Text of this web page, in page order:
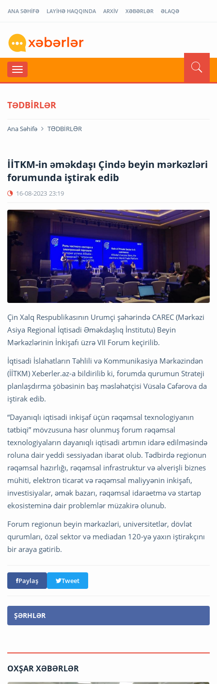
ANA SƏHİFƏ LAYİHƏ HAQQINDA ARXİV XƏBƏRLƏR ƏLAQƏ
TƏDBİRLƏR
Ana Səhifə TƏDBİRLƏR
İİTKM-in əməkdaşı Çində beyin mərkəzləri
forumunda iştirak edib
16-08-2023 23:19
Çin Xalq Respublikasının Urumçi şəhərində CAREC (Mərkəzi
Asiya Regional İqtisadi Əməkdaşlıq İnstitutu) Beyin
Mərkəzlərinin İnkişafı üzrə VII Forum keçirilib.
İqtisadi İslahatların Təhlili və Kommunikasiya Mərkəzindən
(İİTKM) Xeberler.az-a bildirilib ki, forumda qurumun Strateji
planlaşdırma şöbəsinin baş məsləhətçisi Vüsalə Cəfərova da
iştirak edib.
“Dayanıqlı iqtisadi inkişaf üçün rəqəmsal texnologiyanın
tətbiqi” mövzusuna həsr olunmuş forum rəqəmsal
texnologiyaların dayanıqlı iqtisadi artımın idarə edilməsində
roluna dair yeddi sessiyadan ibarət olub. Tədbirdə regionun
rəqəmsal hazırlığı, rəqəmsal infrastruktur və əlverişli biznes
mühiti, elektron ticarət və rəqəmsal maliyyənin inkişafı,
investisiyalar, əmək bazarı, rəqəmsal idarəetmə və startap
ekosisteminə dair problemlər müzakirə olunub.
Forum regionun beyin mərkəzləri, universitetlər, dövlət
qurumları, özəl sektor və mediadan 120-yə yaxın iştirakçını
bir araya gətirib.
Paylaş Tweet
ŞƏRHLƏR
OXŞAR XƏBƏRLƏR